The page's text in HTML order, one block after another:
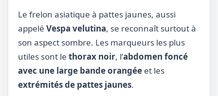
Le frelon asiatique à pattes jaunes, aussi
appelé Vespa velutina, se reconnaît surtout à
son aspect sombre. Les marqueurs les plus
utiles sont le thorax noir, l’abdomen foncé
avec une large bande orangée et les
extrémités de pattes jaunes.